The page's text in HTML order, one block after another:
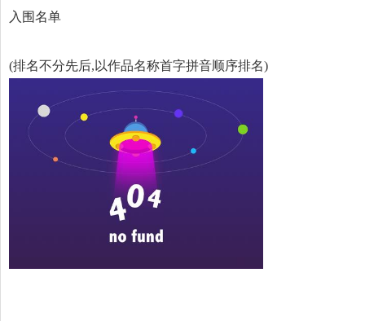
入围名单
(排名不分先后,以作品名称首字拼音顺序排名)